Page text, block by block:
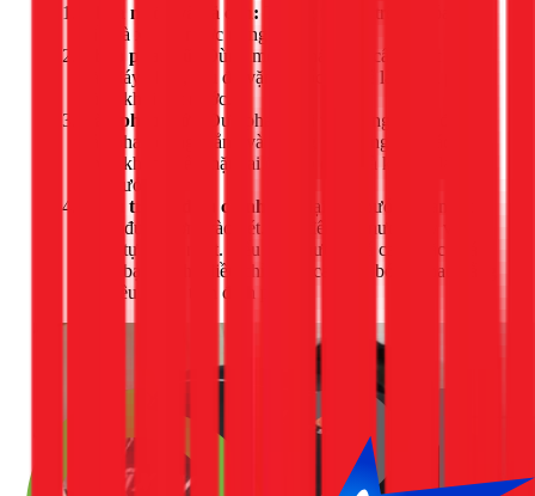
Khóa nước và xả cạn: Tương tự như trên, khóa van
cấp và xả hết nước trong két.
Tháo phao cũ:
Dùng mỏ lết tháo dây cấp nước nối
vào đáy phao, sau đó vặn đai ốc lớn để lấy cụm phao
cũ ra khỏi két nước.
Lắp phao mới:
Đưa phao mới vào đúng vị trí, đảm
bảo phao đứng thẳng và không bị vướng vào các bộ
phận khác. Siết chặt đai ốc bên dưới và kết nối lại dây
cấp nước.
Kiểm tra và điều chỉnh:
Mở lại van nước, quan sát
nước được bơm vào két. Chờ đến khi nước đầy và
phao tự động ngắt. Nếu mực nước quá cao hoặc quá
thấp, bạn có thể điều chỉnh độ cao của bóng phao bằng
vít điều chỉnh trên đỉnh phao.